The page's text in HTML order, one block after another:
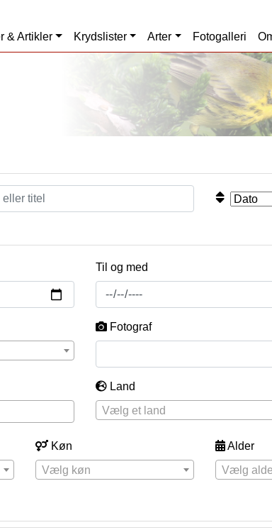
& Artikler Krydslister Arter Fotogalleri
Til og med
Fotograf
Land
Vælg et land
Køn
Vælg køn
Alder
Vælg